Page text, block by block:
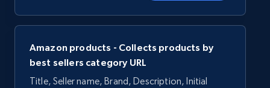
Amazon products - Collects products by
best sellers category URL
Title, Seller name, Brand, Description, Initial